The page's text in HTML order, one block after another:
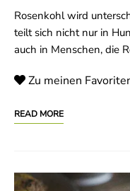
Rosenkohl wird
teilt sich nicht nur in
auch in Menschen, die
Zu meinen
READ MORE